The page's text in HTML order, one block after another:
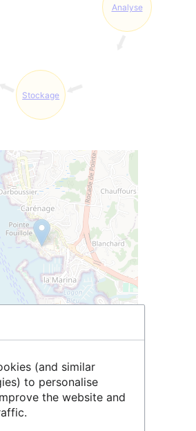
Analyse
Stockage
Leaflet| ©OpenStreetMapcontributors
(and similar
to personalise
the website and